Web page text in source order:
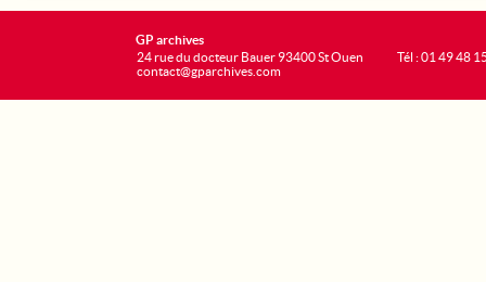
GP archives
24 rue du docteur Bauer 93400 St Ouen
contact@gparchives.com
Tél : 01 49 48